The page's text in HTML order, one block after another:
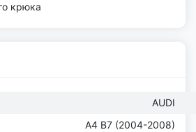
крюка
AUDI
A4 B7 (2004-2008)